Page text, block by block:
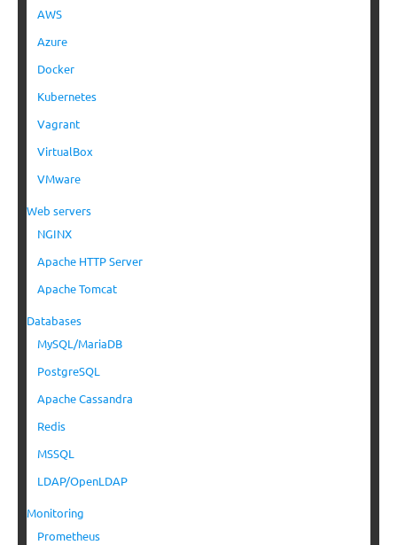
AWS
Azure
Docker
Kubernetes
Vagrant
VirtualBox
VMware
Web servers
NGINX
Apache HTTP Server
Apache Tomcat
Databases
MySQL/MariaDB
PostgreSQL
Apache Cassandra
Redis
MSSQL
LDAP/OpenLDAP
Monitoring
Prometheus